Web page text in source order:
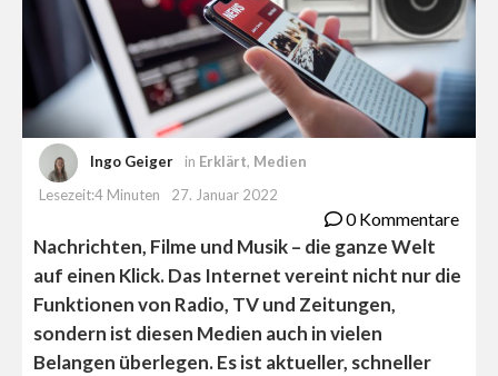
Ingo Geiger in Erklärt, Medien
Lesezeit:4 Minuten
27. Januar 2022
0 Kommentare
Nachrichten, Filme und Musik – die ganze Welt
auf einen Klick. Das Internet vereint nicht nur die
Funktionen von Radio, TV und Zeitungen,
sondern ist diesen Medien auch in vielen
Belangen überlegen. Es ist aktueller, schneller